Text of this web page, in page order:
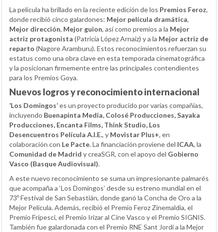
La película ha brillado en la reciente edición de los Premios Feroz,
donde recibió cinco galardones: Mejor película dramática,
Mejor dirección, Mejor guion, así como premios a la Mejor
actriz protagonista (Patricia López Arnaiz) y a la Mejor actriz de
reparto (Nagore Aramburu). Estos reconocimientos refuerzan su
estatus como una obra clave en esta temporada cinematográfica
y la posicionan firmemente entre las principales contendientes
para los Premios Goya.
Nuevos logros y reconocimiento internacional
‘Los Domingos’es un proyecto producido por varias compañías,
incluyendo Buenapinta Media, Colosé Producciones, Sayaka
Producciones, Encanta Films, Think Studio, Los
Desencuentros Película A.I.E., y Movistar Plus+, en
colaboración con Le Pacte. La financiación proviene del ICAA, la
Comunidad de Madrid y creaSGR, con el apoyo del Gobierno
Vasco (Basque Audiovisual).
A este nuevo reconocimiento se suma un impresionante palmarés
que acompaña a ‘Los Domingos’ desde su estreno mundial en el
73º Festival de San Sebastián, donde ganó la Concha de Oro a la
Mejor Película. Además, recibió el Premio Feroz Zinemaldia, el
Premio Fripesci, el Premio Irizar al Cine Vasco y el Premio SIGNIS.
También fue galardonada con el Premio RNE Sant Jordi a la Mejor